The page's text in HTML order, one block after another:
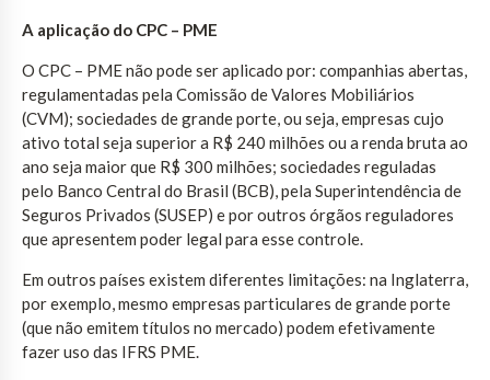
A aplicação do CPC – PME
O CPC – PME não pode ser aplicado por: companhias abertas,
regulamentadas pela Comissão de Valores Mobiliários
(CVM); sociedades de grande porte, ou seja, empresas cujo
ativo total seja superior a R$ 240 milhões ou a renda bruta ao
ano seja maior que R$ 300 milhões; sociedades reguladas
pelo Banco Central do Brasil (BCB), pela Superintendência de
Seguros Privados (SUSEP) e por outros órgãos reguladores
que apresentem poder legal para esse controle.
Em outros países existem diferentes limitações: na Inglaterra,
por exemplo, mesmo empresas particulares de grande porte
(que não emitem títulos no mercado) podem efetivamente
fazer uso das IFRS PME.